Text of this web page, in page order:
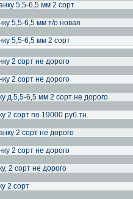
5,5-6,5 мм 2 сорт
5,5-6,5 мм т/о новая
5,5-6,5 мм 2 сорт
2 сорт не дорого
2 сорт не дорого
д.5,5-6,5 мм 2 сорт не дорого
2 сорт по 19000 руб.тн.
2 сорт не дорого
2 сорт не дорого
2 сорт не дорого
2 сорт